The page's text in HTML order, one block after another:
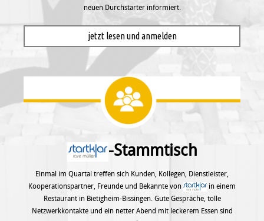
neuen Durchstarter informiert.
jetzt lesen und anmelden
-Stammtisch
Einmal im Quartal treffen sich Kunden, Kollegen, Dienstleister,
Kooperationspartner, Freunde und Bekannte von
in einem
Restaurant in Bietigheim-Bissingen. Gute Gespräche, tolle
Netzwerkkontakte und ein netter Abend mit leckerem Essen sind